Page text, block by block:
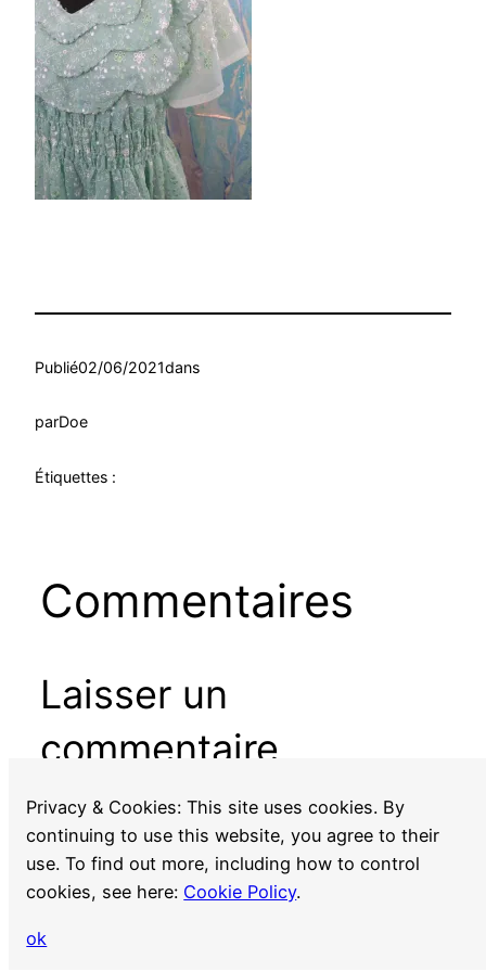
Publié02/06/2021dans
parDoe
Étiquettes :
Commentaires
Laisser un
commentaire
Vous devezvous connecterpour publier un
commentaire.
Privacy & Cookies: This site uses cookies. By
continuing to use this website, you agree to their
use. To find out more, including how to control
cookies, see here: Cookie Policy.
ok